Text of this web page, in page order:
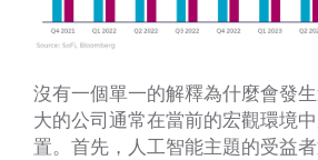
沒有一個單一的解釋為什麼會發
大的公司通常在當前的宏觀環境
置。首先，人工智能主題的受益